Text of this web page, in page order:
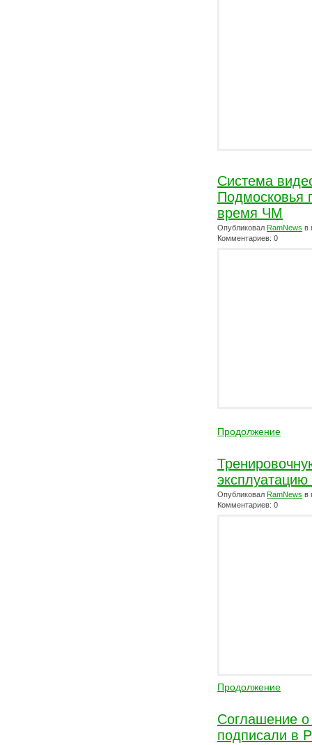
Система
Подмосковья
время ЧМ
Опубликовал RamNews в
Комментариев: 0
Продолжение
Опубликовал RamNews в
Комментариев: 0
Продолжение
Соглашение о
подписали в